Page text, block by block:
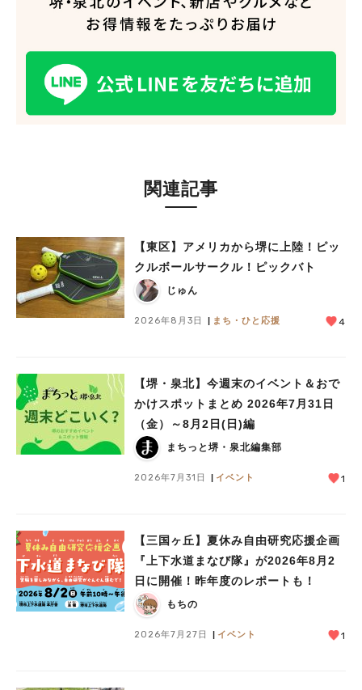
関連記事
【東区】アメリカから堺に上陸！ピッ
クルボールサークル！ピックバト
じゅん
2026年8月3日 まち・ひと応援 4
【堺・泉北】今週末のイベント＆おで
かけスポットまとめ 2026年7月31日
（金）～8月2日(日)編
まちっと堺・泉北編集部
2026年7月31日 イベント 1
【三国ヶ丘】夏休み自由研究応援企画
『上下水道まなび隊』が2026年8月2
日に開催！昨年度のレポートも！
もちの
2026年7月27日 イベント 1